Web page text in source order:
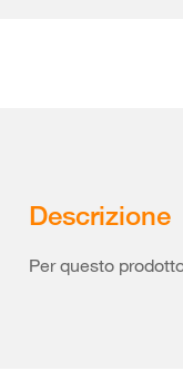
Descrizione
Per questo